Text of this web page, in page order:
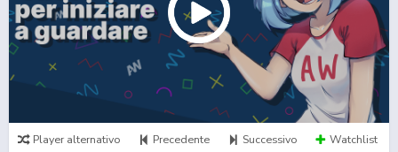
Player alternativo Precedente Successivo Watchlist